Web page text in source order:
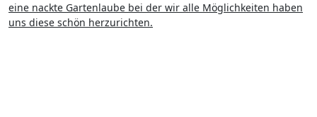
eine nackte Gartenlaube bei der wir alle Möglichkeiten haben
uns diese schön herzurichten.